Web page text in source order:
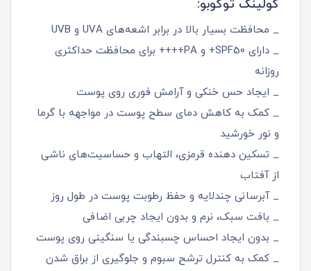
کولینگ توکوبو:
_ محافظت بسیار بالا در برابر اشعه‌های UVA و UVB
_ دارای SPF50+ و PA++++ برای محافظت حداکثری
روزانه
_ ایجاد حس خنکی و آرامش فوری روی پوست
_ کمک به کاهش دمای سطح پوست در مواجهه با گرما
و نور خورشید
_ تسکین‌ دهنده قرمزی، التهاب و حساسیت‌های ناشی
از آفتاب
_ آبرسانی چندلایه و حفظ رطوبت پوست در طول روز
_ بافت سبک، نرم و بدون ایجاد چربی اضافی
_ بدون ایجاد احساس چسبندگی یا سنگینی روی پوست
_ کمک به کنترل ترشح سبوم و جلوگیری از براق شدن